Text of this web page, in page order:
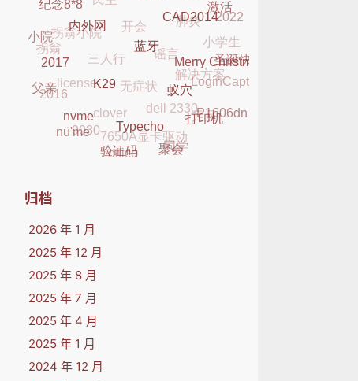
P1606dn
打印机
聚会
同学
元旦
LoginCaptcha
圣诞快乐
Merry Christmas
蚁穴
Typecho
验证码
office
7650A显卡驱动
dell 2330
解决方案
2022
激活
CAD2014
蓝牙
K29
nvme
nü'me
9030
无症状
谣言
webftp
内外网
2017
父亲
2016
license
三人行
开会
纪念8*8
小院
拐翁
拐翁小院
归档
2026 年 1 月
2025 年 12 月
2025 年 8 月
2025 年 7 月
2025 年 4 月
2025 年 1 月
2024 年 12 月